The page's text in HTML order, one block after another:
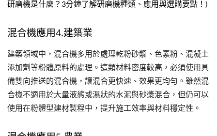
研磨機是什麼？3分鐘了解研磨機種類、應用與選購要點！ )
混合機應用4.建築業
建築領域中，混合機多用於處理乾粉砂漿、色素粉、混凝土
添加劑等粉體原料的處理。這類材料密度較高，必須使用具
備雙向推送的混合機，讓混合更快速、效果更均勻。雖然混
合機不適用於大量液態或濕狀的水泥與砂漿混合，但仍可以
使用在粉體型建材製程中，提升施工效率與材料穩定性。